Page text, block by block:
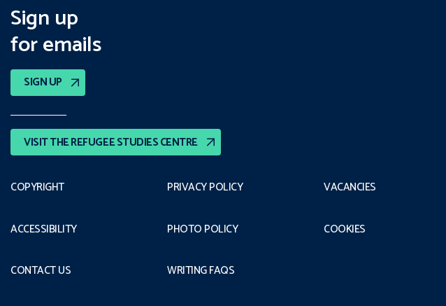
Sign up
for emails
SIGN UP
VISIT THE REFUGEE STUDIES CENTRE
COPYRIGHT
ACCESSIBILITY
CONTACT US
PRIVACY POLICY
PHOTO POLICY
WRITING FAQS
VACANCIES
COOKIES